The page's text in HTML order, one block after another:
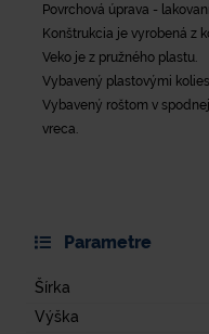
Povrchová úprava -
Konštrukcia je vyrobená z
Veko je z pružného plastu.
Vybavený plastovými
Vybavený roštom v
vreca.
Parametre
Šírka
Výška